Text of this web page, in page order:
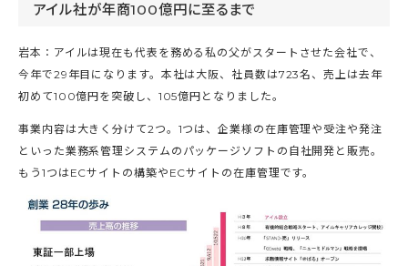
アイル社が年商100億円に至るまで
岩本：アイルは現在も代表を務める私の父がスタートさせた会社で、
今年で29年目になります。本社は大阪、社員数は723名、売上は去年
初めて100億円を突破し、105億円となりました。
事業内容は大きく分けて2つ。1つは、企業様の在庫管理や受注や発注
といった業務系管理システムのパッケージソフトの自社開発と販売。
もう1つはECサイトの構築やECサイトの在庫管理です。